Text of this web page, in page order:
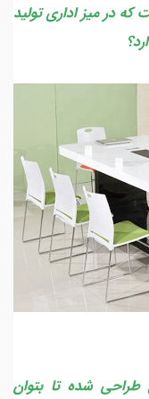
در میز اداری تولید
طراحی شده تا بتوان